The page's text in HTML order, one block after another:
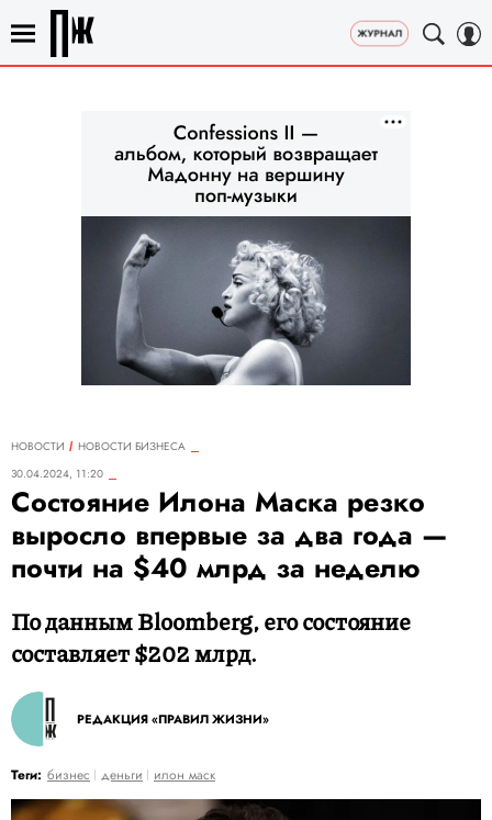
НОВОСТИ
НОВОСТИ БИЗНЕСА
30.04.2024, 11:20
Состояние Илона Маска резко
выросло впервые за два года —
почти на $40 млрд за неделю
По данным Bloomberg, его состояние
составляет $202 млрд.
РЕДАКЦИЯ «ПРАВИЛ ЖИЗНИ»
Теги: бизнес деньги илон маск